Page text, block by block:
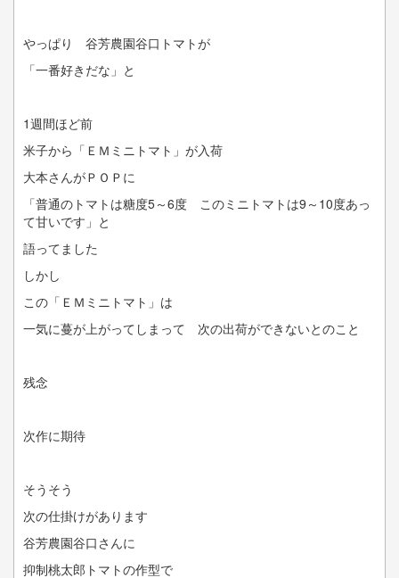
やっぱり 谷芳農園谷口トマトが
「一番好きだな」と
1週間ほど前
米子から「ＥＭミニトマト」が入荷
大本さんがＰＯＰに
「普通のトマトは糖度5～6度 このミニトマトは9～10度あっ
て甘いです」と
語ってました
しかし
この「ＥＭミニトマト」は
一気に蔓が上がってしまって 次の出荷ができないとのこと
残念
次作に期待
そうそう
次の仕掛けがあります
谷芳農園谷口さんに
抑制桃太郎トマトの作型で